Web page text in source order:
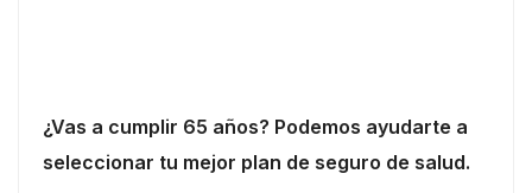
¿Vas a cumplir 65 años? Podemos ayudarte a
seleccionar tu mejor plan de seguro de salud.